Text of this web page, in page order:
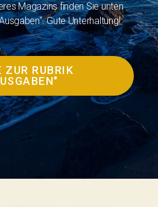
Magazins finden Sie unten
Gute Unterhaltung!
ZUR RUBRIK